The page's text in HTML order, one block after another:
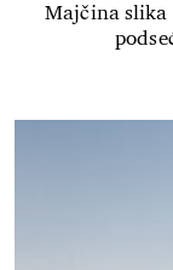
Majčina slika